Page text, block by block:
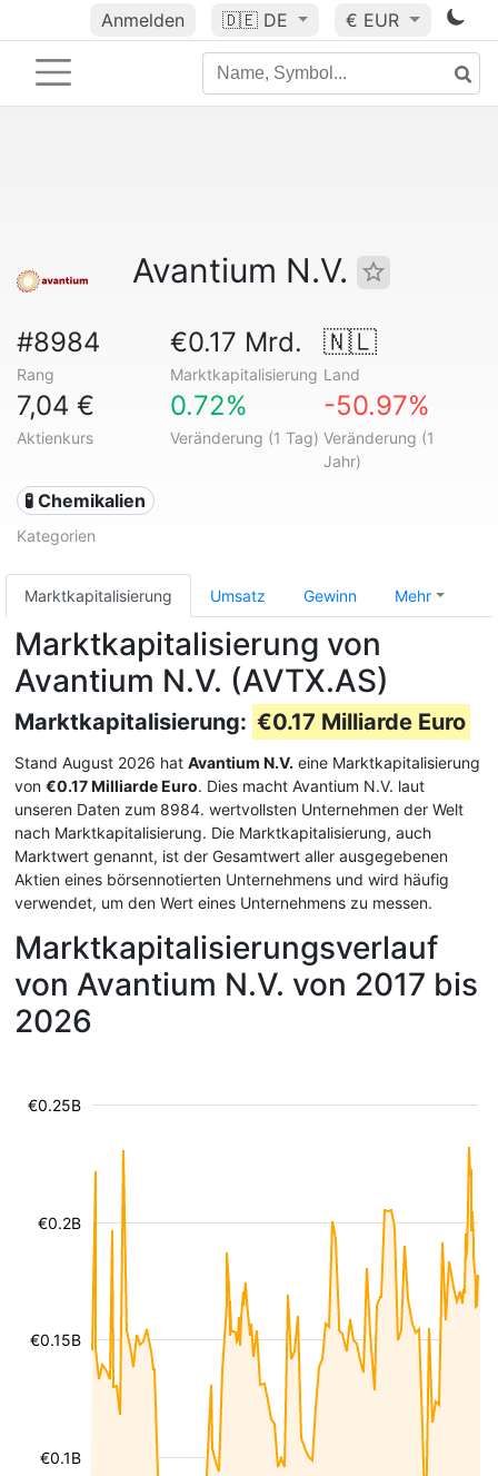
Anmelden 🇩🇪 DE € EUR
Avantium N.V.
#8984
Rang
€0.17 Mrd.
Marktkapitalisierung
🇳🇱
Land
7,04 €
Aktienkurs
0.72%
Veränderung (1 Tag)
-50.97%
Veränderung (1
Jahr)
🧪 Chemikalien
Kategorien
Marktkapitalisierung Umsatz Gewinn Mehr
Marktkapitalisierung von
Avantium N.V. (AVTX.AS)
Marktkapitalisierung: €0.17 Milliarde Euro
Stand August 2026 hat Avantium N.V. eine Marktkapitalisierung
von €0.17 Milliarde Euro. Dies macht Avantium N.V. laut
unseren Daten zum 8984. wertvollsten Unternehmen der Welt
nach Marktkapitalisierung. Die Marktkapitalisierung, auch
Marktwert genannt, ist der Gesamtwert aller ausgegebenen
Aktien eines börsennotierten Unternehmens und wird häufig
verwendet, um den Wert eines Unternehmens zu messen.
Marktkapitalisierungsverlauf
von Avantium N.V. von 2017 bis
2026
€0.1B
€0.15B
€0.2B
€0.25B